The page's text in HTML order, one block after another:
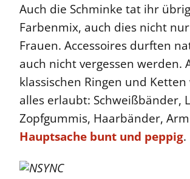
Auch die Schminke tat ihr
Farbenmix, auch dies nicht
Frauen. Accessoires durften
auch nicht vergessen werden.
klassischen Ringen und
alles erlaubt: Schweißbänder,
Zopfgummis, Haarbänder,
Hauptsache bunt und peppig.